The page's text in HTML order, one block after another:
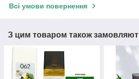
Всі умови повернення
З цим товаром також